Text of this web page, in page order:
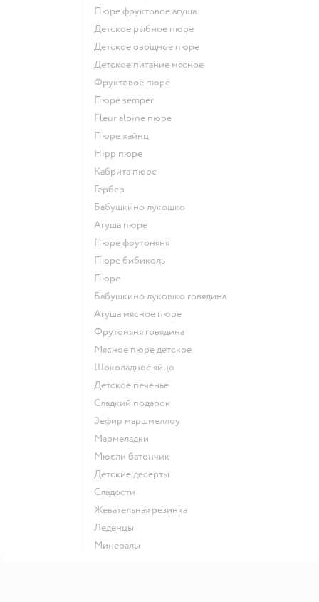
пюре фруктовое агуша
детское рыбное пюре
детское овощное пюре
детское питание мясное
фруктовое пюре
пюре semper
fleur alpine пюре
пюре хайнц
hipp пюре
кабрита пюре
гербер
бабушкино лукошко
агуша пюре
пюре фрутоняня
пюре бибиколь
пюре
бабушкино лукошко говядина
агуша мясное пюре
фрутоняня говядина
мясное пюре детское
шоколадное яйцо
детское печенье
сладкий подарок
зефир маршмеллоу
мармеладки
мюсли батончик
детские десерты
сладости
жевательная резинка
леденцы
Минералы